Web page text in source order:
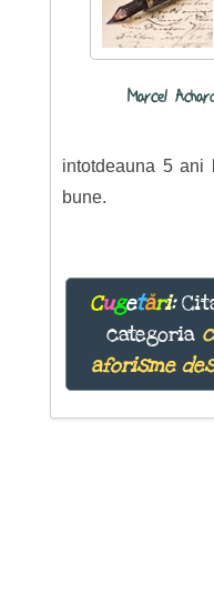
Marcel
intotdeauna 5 ani
bune.
Cugetări:
categoria
aforisme